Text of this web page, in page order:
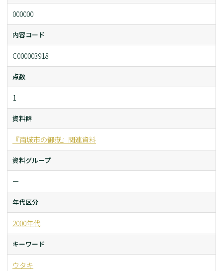
000000
内容コード
C000003918
点数
1
資料群
『南城市の御嶽』関連資料
資料グループ
ー
年代区分
2000年代
キーワード
ウタキ